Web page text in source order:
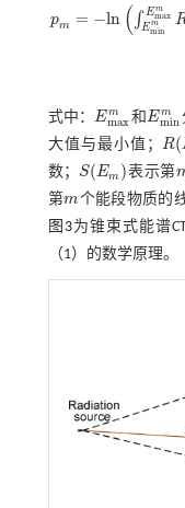
pm = −ln ( ∫ Em
max
Em
min
m ma
式中：Em
max
Emaxm
和Em
min
Emin
大值与最小值； R(
R(E
数；
S(Em )
S(Em) 表示第
第m
m 个能段物质的
图3为锥束式能谱
（1）
的数学原理。